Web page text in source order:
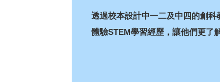
透過校本設計中一二及中四的創
體驗STEM學習經歷，讓他們更了